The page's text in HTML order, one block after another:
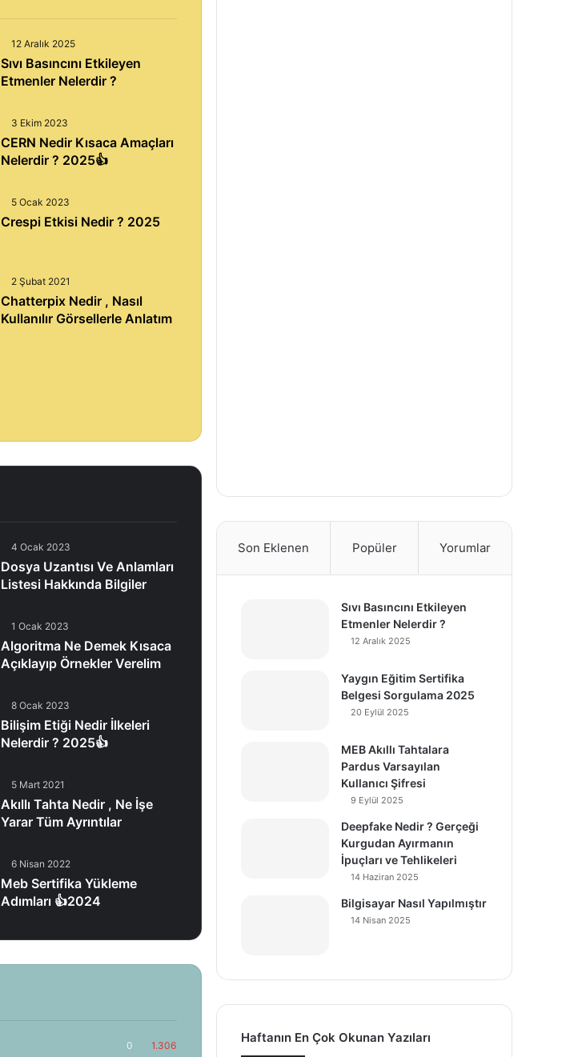
12 Aralık 2025
Sıvı Basıncını Etkileyen
Etmenler Nelerdir ?
3 Ekim 2023
CERN Nedir Kısaca Amaçları
Nelerdir ? 2025👍
5 Ocak 2023
Crespi Etkisi Nedir ? 2025
2 Şubat 2021
Chatterpix Nedir , Nasıl
Kullanılır Görsellerle Anlatım
4 Ocak 2023
Dosya Uzantısı Ve Anlamları
Listesi Hakkında Bilgiler
1 Ocak 2023
Algoritma Ne Demek Kısaca
Açıklayıp Örnekler Verelim
8 Ocak 2023
Bilişim Etiği Nedir İlkeleri
Nelerdir ? 2025👍
5 Mart 2021
Akıllı Tahta Nedir , Ne İşe
Yarar Tüm Ayrıntılar
6 Nisan 2022
Meb Sertifika Yükleme
Adımları 👍2024
0 1.306
Son Eklenen Popüler Yorumlar
Sıvı Basıncını Etkileyen
Etmenler Nelerdir ?
12 Aralık 2025
Yaygın Eğitim Sertifika
Belgesi Sorgulama 2025
20 Eylül 2025
MEB Akıllı Tahtalara
Pardus Varsayılan
Kullanıcı Şifresi
9 Eylül 2025
Deepfake Nedir ? Gerçeği
Kurgudan Ayırmanın
İpuçları ve Tehlikeleri
14 Haziran 2025
Bilgisayar Nasıl Yapılmıştır
14 Nisan 2025
Haftanın En Çok Okunan Yazıları